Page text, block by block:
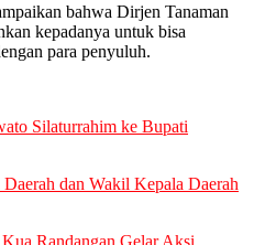
bahwa Dirjen Tanaman
kepadanya untuk bisa
para penyuluh.
Silaturrahim ke Bupati
dan Wakil Kepala Daerah
Randangan Gelar Aksi